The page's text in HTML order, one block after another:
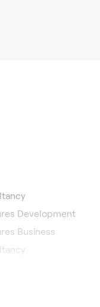
Development
Business